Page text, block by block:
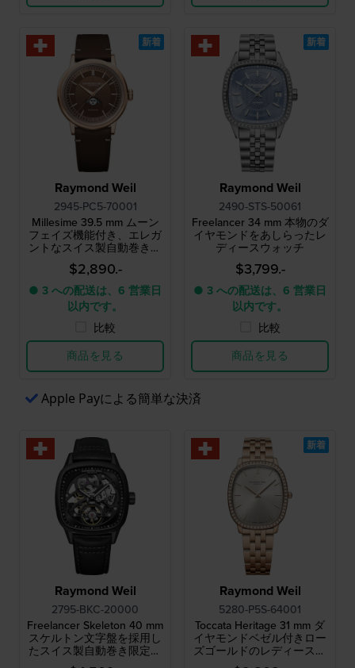
Raymond Weil
2945-PC5-70001
Millesime 39.5 mm ムーン
フェイズ機能付き、エレガ
ントなスイス製自動巻き腕
時計
$2,890.-
● 3 への配送は、6 営業日
以内です。
比較
商品を見る
新着
Raymond Weil
2490-STS-50061
Freelancer 34 mm 本物のダ
イヤモンドをあしらったレ
ディースウォッチ
$3,799.-
● 3 への配送は、6 営業日
以内です。
比較
商品を見る
新着
Apple Payによる簡単な決済
Raymond Weil
2795-BKC-20000
Freelancer Skeleton 40 mm
スケルトン文字盤を採用し
たスイス製自動巻き限定モ
デル
Raymond Weil
5280-P5S-64001
Toccata Heritage 31 mm ダ
イヤモンドベゼル付きロー
ズゴールドのレディースウ
ォッチ
新着